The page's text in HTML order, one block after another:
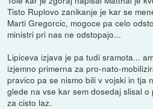
Tisto Ruplovo zanikanje je kar se
Marti Gregorcic, mogoce pa celo
ministri pri nas ne odstopajo...
Lipiceva izjava je pa tudi sramota...
izjemno primerna za pro-nato-
pravico pa se nismo bili v vojski in tja
glede na vse kar sem dosedaj slisal
za cisto laz.